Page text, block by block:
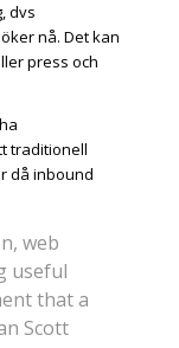
dvs
nå. Det kan
press och
traditionell
då inbound
web
useful
that a
Scott